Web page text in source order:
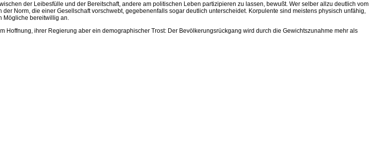
der Leibesfülle und der Bereitschaft, andere am politischen Leben partizipieren zu lassen, bewußt. Wer selber allzu deutlich vom
Norm, die einer Gesellschaft vorschwebt, gegebenenfalls sogar deutlich unterscheidet. Korpulente sind meistens physisch unfähig,
Mögliche bereitwillig an.
ihrer Regierung aber ein demographischer Trost: Der Bevölkerungsrückgang wird durch die Gewichtszunahme mehr als